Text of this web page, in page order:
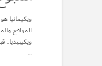
ويكيمانيا
المواقع
…